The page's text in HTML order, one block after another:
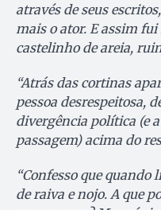
através de seus
mais o ator. E assim
castelinho de areia,
“Atrás das cortinas
pessoa desrespeitosa,
divergência política (e
passagem) acima do
“Confesso que
de raiva e nojo. A que